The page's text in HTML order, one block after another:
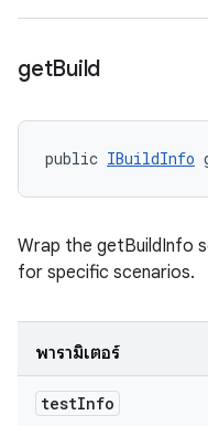
getBuild
public IBuildInfo
Wrap the getBuildInfo
for specific scenarios.
พารามิเตอร์
testInfo